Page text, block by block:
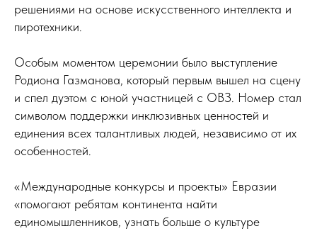
решениями на основе искусственного интеллекта и
пиротехники.
Особым моментом церемонии было выступление
Родиона Газманова, который первым вышел на сцену
и спел дуэтом с юной участницей с ОВЗ. Номер стал
символом поддержки инклюзивных ценностей и
единения всех талантливых людей, независимо от их
особенностей.
«Международные конкурсы и проекты» Евразии
«помогают ребятам континента найти
единомышленников, узнать больше о культуре